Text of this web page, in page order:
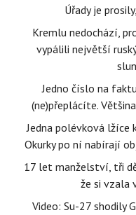
Úřady je
Kremlu nedochází,
vypálili největší
Jedno číslo na
(ne)přeplácíte.
Jedna polévková lžíce
Okurky po ní nabírají
17 let manželství, tři
že si vzala
Video: Su-27 shodily